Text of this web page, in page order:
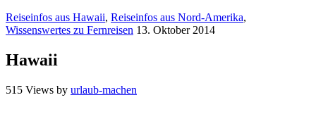
Reiseinfos aus Hawaii, Reiseinfos aus Nord-Amerika,
Wissenswertes zu Fernreisen 13. Oktober 2014
Hawaii
515 Views by urlaub-machen